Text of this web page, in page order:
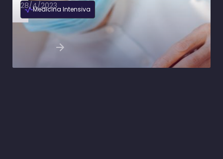
Medicina Intensiva
28/4/2023
Drogas vasoativas: importância, classificação
e princípios básicos